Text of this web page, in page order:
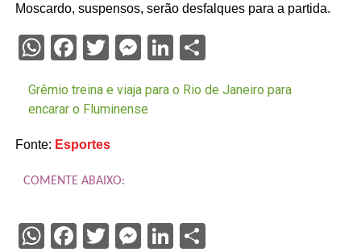
Moscardo, suspensos, serão desfalques para a partida.
WhatsApp
Facebook
Twitter
Messenger
LinkedIn
Share
Grêmio treina e viaja para o Rio de Janeiro para
encarar o Fluminense
Fonte: Esportes
COMENTE ABAIXO:
WhatsApp
Facebook
Twitter
Messenger
LinkedIn
Share